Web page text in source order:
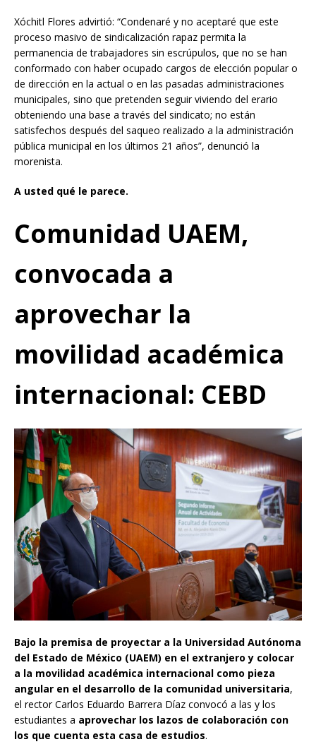
Xóchitl Flores advirtió: “Condenaré y no aceptaré que este
proceso masivo de sindicalización rapaz permita la
permanencia de trabajadores sin escrúpulos, que no se han
conformado con haber ocupado cargos de elección popular o
de dirección en la actual o en las pasadas administraciones
municipales, sino que pretenden seguir viviendo del erario
obteniendo una base a través del sindicato; no están
satisfechos después del saqueo realizado a la administración
pública municipal en los últimos 21 años”, denunció la
morenista.
A usted qué le parece.
Comunidad UAEM,
convocada a
aprovechar la
movilidad académica
internacional: CEBD
Bajo la premisa de proyectar a la Universidad Autónoma
del Estado de México (UAEM) en el extranjero y colocar
a la movilidad académica internacional como pieza
angular en el desarrollo de la comunidad universitaria,
el rector Carlos Eduardo Barrera Díaz convocó a las y los
estudiantes a aprovechar los lazos de colaboración con
los que cuenta esta casa de estudios.